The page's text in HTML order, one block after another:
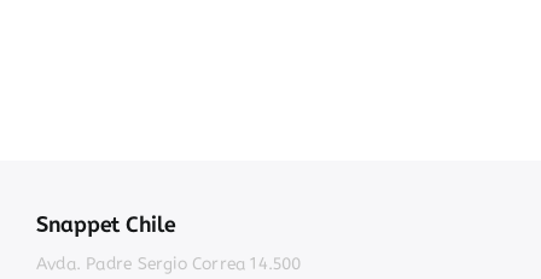
Snappet Chile
Avda. Padre Sergio Correa 14.500